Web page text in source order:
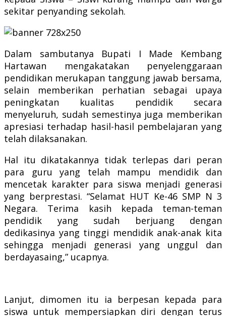
sekitar penyanding sekolah.
Dalam sambutanya Bupati I Made Kembang
Hartawan mengakatakan penyelenggaraan
pendidikan merukapan tanggung jawab bersama,
selain memberikan perhatian sebagai upaya
peningkatan kualitas pendidik secara
menyeluruh, sudah semestinya juga memberikan
apresiasi terhadap hasil-hasil pembelajaran yang
telah dilaksanakan.
Hal itu dikatakannya tidak terlepas dari peran
para guru yang telah mampu mendidik dan
mencetak karakter para siswa menjadi generasi
yang berprestasi. “Selamat HUT Ke-46 SMP N 3
Negara. Terima kasih kepada teman-teman
pendidik yang sudah berjuang dengan
dedikasinya yang tinggi mendidik anak-anak kita
sehingga menjadi generasi yang unggul dan
berdayasaing,” ucapnya.
Lanjut, dimomen itu ia berpesan kepada para
siswa untuk mempersiapkan diri dengan terus